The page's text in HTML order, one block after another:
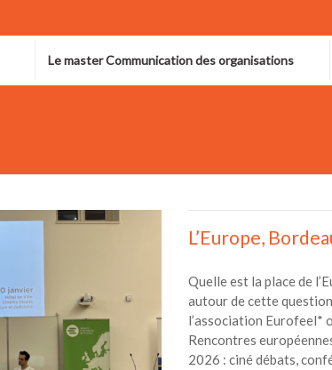
Le master Communication des organisations
L’Europe,
Quelle est la place de
autour de cette
l’association Eurofeel*
Rencontres
2026 : ciné débats,